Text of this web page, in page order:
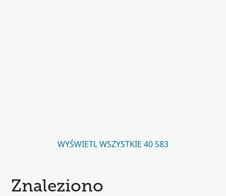
WYŚWIETL WSZYSTKIE 40 583
Znaleziono